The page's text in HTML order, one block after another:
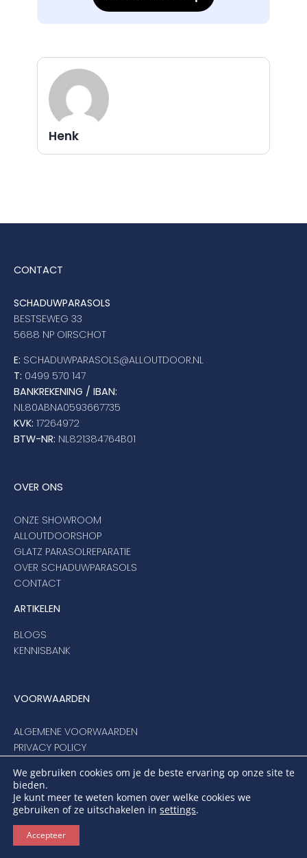
Henk
CONTACT
SCHADUWPARASOLS
BESTSEWEG 33
5688 NP OIRSCHOT
E: SCHADUWPARASOLS@ALLOUTDOOR.NL
T: 0499 570 147
BANKREKENING / IBAN:
NL80ABNA0593667735
KVK: 17264972
BTW-NR: NL821384764B01
OVER ONS
ONZE SHOWROOM
ALLOUTDOORSHOP
GLATZ PARASOLREPARATIE
OVER SCHADUWPARASOLS
CONTACT
ARTIKELEN
BLOGS
KENNISBANK
VOORWAARDEN
ALGEMENE VOORWAARDEN
PRIVACY POLICY
ANNULEREN, RUILEN OF RETOURNEREN
DISCLAIMER
VERWERKERSOVEREENKOMST
KLANTENSERVICE
We gebruiken cookies om je de beste ervaring op onze site te
bieden.
Je kunt meer te weten komen over welke cookies we
gebruiken of ze uitschakelen in settings.
Accepteer